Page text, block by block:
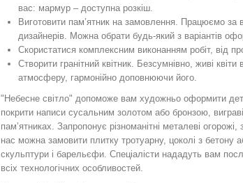
вас: мармур – доступна розкіш.
Виготовити пам’ятник на замовлення. Працюємо за
дизайнерів. Можна обрати будь-який з варіантів
Скористатися комплексним виконанням робіт, від
Створити гранітний квітник. Безсумнівно, живі
атмосферу, гармонійно доповнюючи його.
"Небесне світло" допоможе вам художньо оформити
покрити написи сусальним золотом або бронзою,
пам’ятниках. Запропонує різноманітні металеві
нас можна замовити плитку тротуарну, цоколі з бетону
скульптури і барельєфи. Спеціалісти нададуть вам
всіх технологічних особливостей.